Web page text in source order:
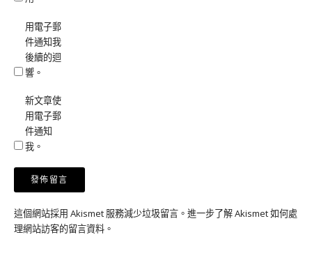
用電子郵
件通知我
後續的迴
響。
新文章使
用電子郵
件通知
我。
這個網站採用 Akismet 服務減少垃圾留言。 進一步了解 Akismet 如何處
理網站訪客的留言資料 。